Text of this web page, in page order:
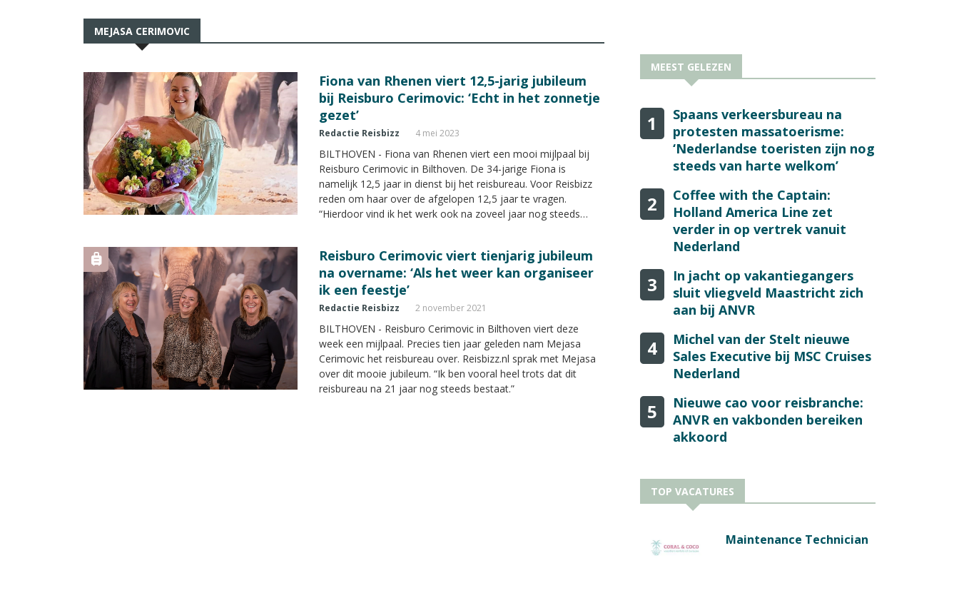
MEJASA CERIMOVIC
Fiona van Rhenen viert 12,5-jarig jubileum
bij Reisburo Cerimovic: ‘Echt in het zonnetje
gezet’
Redactie Reisbizz 4 mei 2023
BILTHOVEN - Fiona van Rhenen viert een mooi mijlpaal bij
Reisburo Cerimovic in Bilthoven. De 34-jarige Fiona is
namelijk 12,5 jaar in dienst bij het reisbureau. Voor Reisbizz
reden om haar over de afgelopen 12,5 jaar te vragen.
“Hierdoor vind ik het werk ook na zoveel jaar nog steeds
Reisburo Cerimovic viert tienjarig jubileum
na overname: ‘Als het weer kan organiseer
ik een feestje’
Redactie Reisbizz 2 november 2021
BILTHOVEN - Reisburo Cerimovic in Bilthoven viert deze
week een mijlpaal. Precies tien jaar geleden nam Mejasa
Cerimovic het reisbureau over. Reisbizz.nl sprak met Mejasa
over dit mooie jubileum. “Ik ben vooral heel trots dat dit
reisbureau na 21 jaar nog steeds bestaat.”
MEEST GELEZEN
1
Spaans verkeersbureau na
protesten massatoerisme:
‘Nederlandse toeristen zijn nog
steeds van harte welkom’
2
Coffee with the Captain:
Holland America Line zet
verder in op vertrek vanuit
Nederland
3
In jacht op vakantiegangers
sluit vliegveld Maastricht zich
aan bij ANVR
4
Michel van der Stelt nieuwe
Sales Executive bij MSC Cruises
Nederland
5
Nieuwe cao voor reisbranche:
ANVR en vakbonden bereiken
akkoord
TOP VACATURES
Maintenance Technician